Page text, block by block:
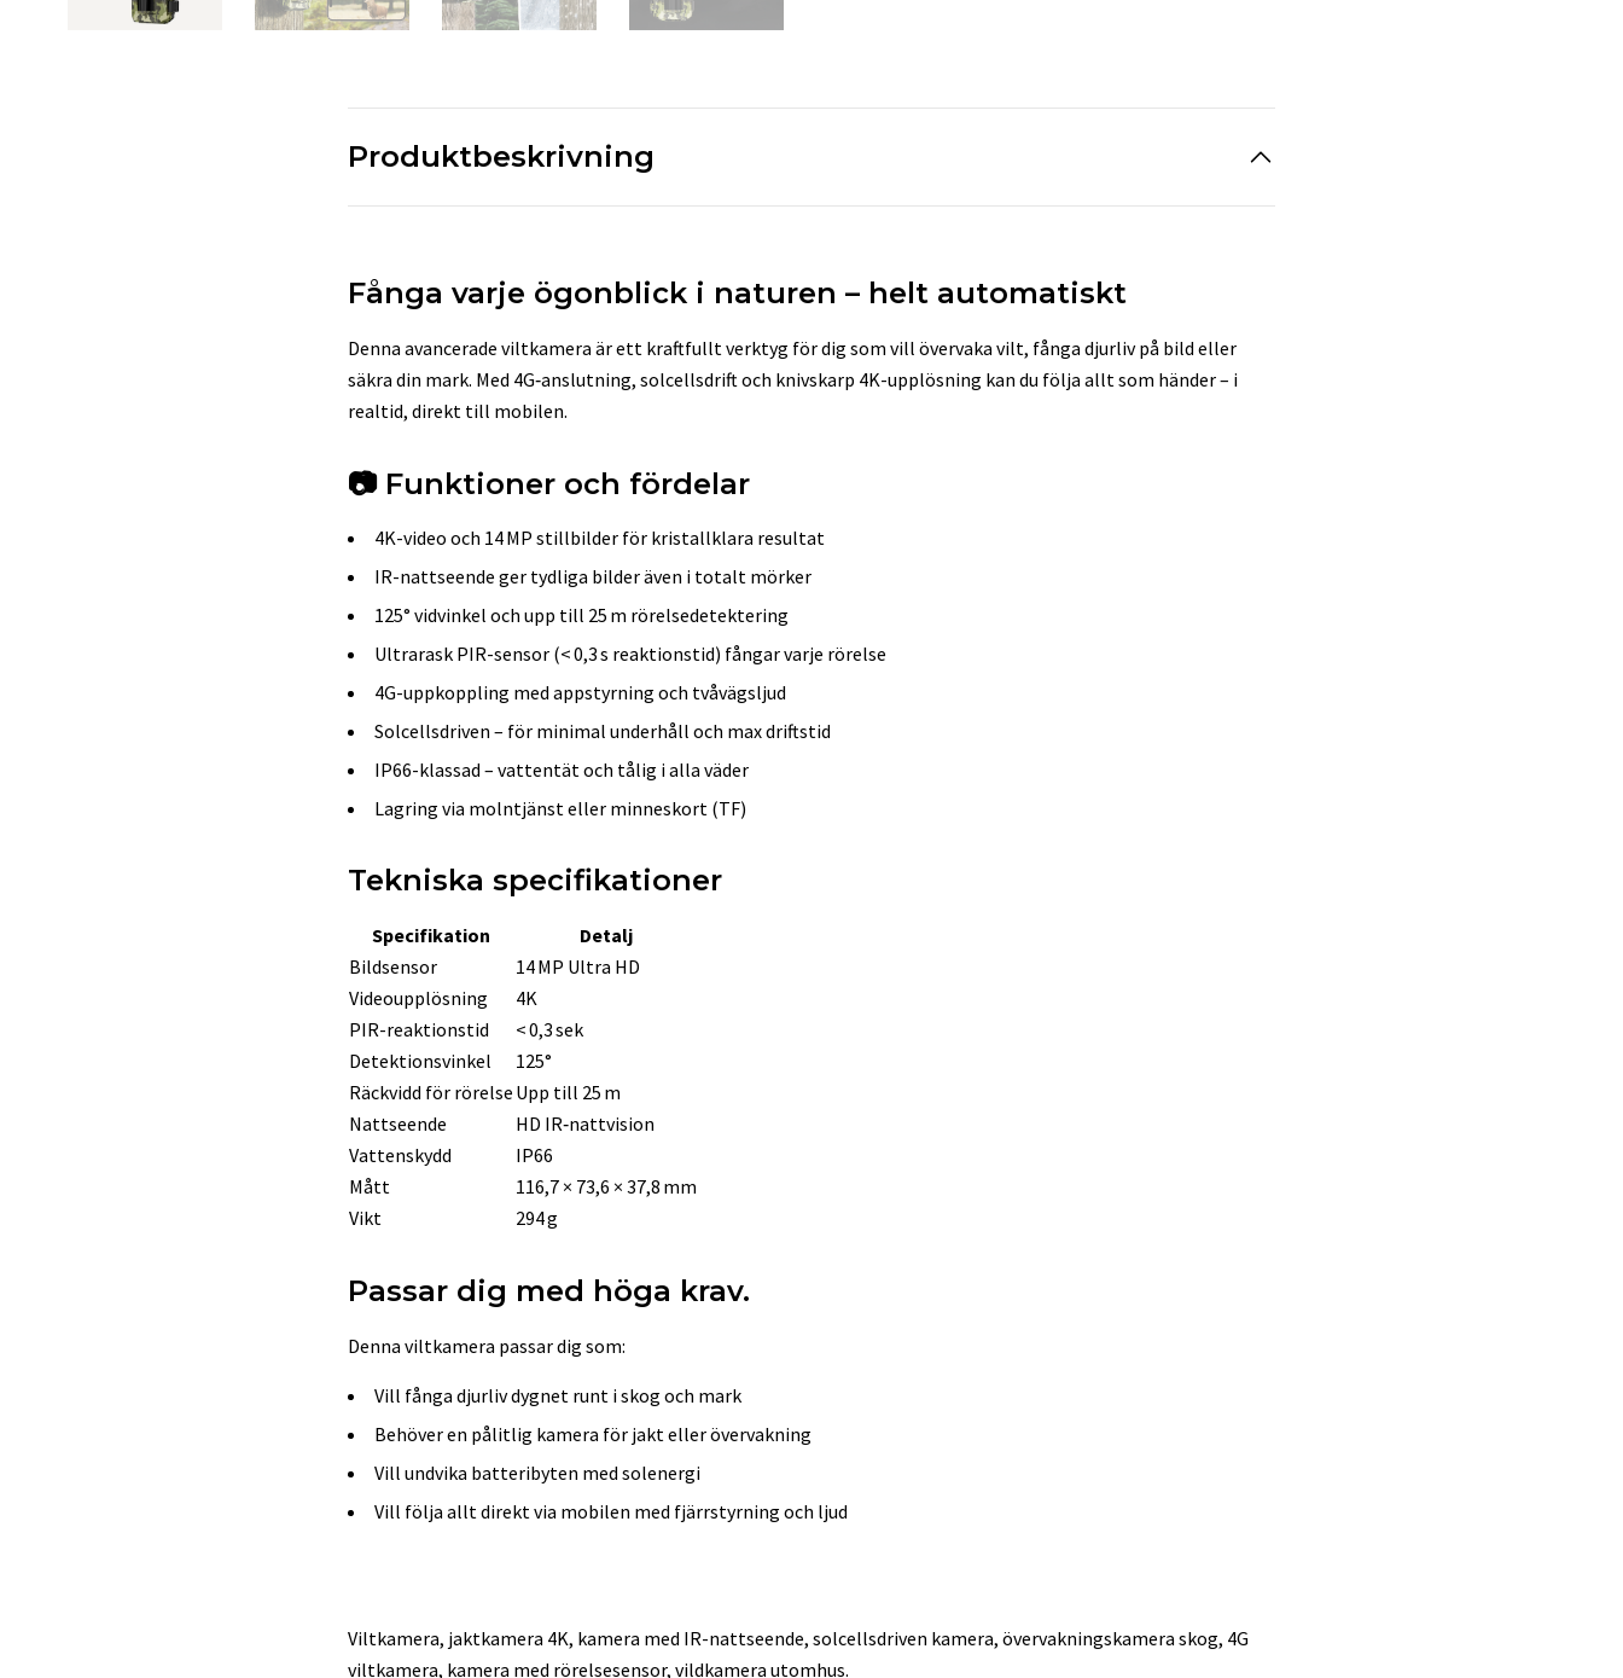
Produktbeskrivning
Fånga varje ögonblick i naturen – helt automatiskt
Denna avancerade viltkamera är ett kraftfullt verktyg för dig som vill övervaka vilt, fånga djurliv på bild eller
säkra din mark. Med 4G‑anslutning, solcellsdrift och knivskarp 4K-upplösning kan du följa allt som händer – i
realtid, direkt till mobilen.
📷 Funktioner och fördelar
4K-video och 14 MP stillbilder för kristallklara resultat
IR-nattseende ger tydliga bilder även i totalt mörker
125° vidvinkel och upp till 25 m rörelsedetektering
Ultrarask PIR-sensor (< 0,3 s reaktionstid) fångar varje rörelse
4G-uppkoppling med appstyrning och tvåvägsljud
Solcellsdriven – för minimal underhåll och max driftstid
IP66-klassad – vattentät och tålig i alla väder
Lagring via molntjänst eller minneskort (TF)
Tekniska specifikationer
Specifikation
Detalj
Bildsensor
14 MP Ultra HD
Videoupplösning
4K
PIR-reaktionstid
< 0,3 sek
Detektionsvinkel
125°
Räckvidd för rörelse Upp till 25 m
Nattseende
HD IR‑nattvision
Vattenskydd
IP66
Mått
116,7 × 73,6 × 37,8 mm
Vikt
294 g
Passar dig med höga krav.
Denna viltkamera passar dig som:
Vill fånga djurliv dygnet runt i skog och mark
Behöver en pålitlig kamera för jakt eller övervakning
Vill undvika batteribyten med solenergi
Vill följa allt direkt via mobilen med fjärrstyrning och ljud
Viltkamera, jaktkamera 4K, kamera med IR-nattseende, solcellsdriven kamera, övervakningskamera skog, 4G
viltkamera, kamera med rörelsesensor, vildkamera utomhus.